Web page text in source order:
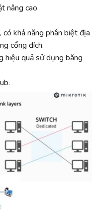
nâng cao.
khả năng phân biệt địa
cổng đích.
hiệu quả sử dụng băng